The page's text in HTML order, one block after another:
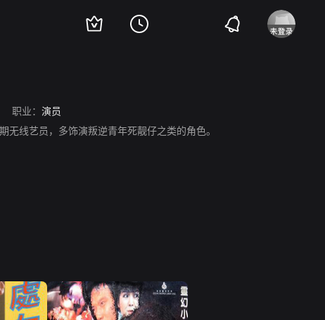
职业： 演员
无线艺员，多饰演叛逆青年死靓仔之类的角色。